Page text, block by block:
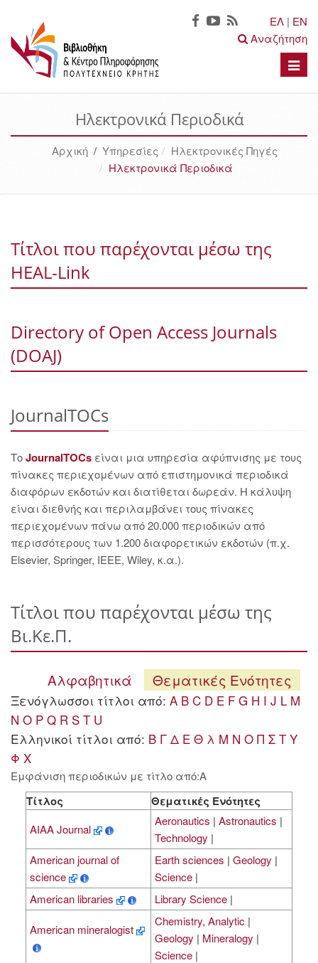
ΕΛ | EN
Αναζήτηση
Toggle
Ηλεκτρονικά Περιοδικά
Αρχική/ Υπηρεσίες
Ηλεκτρονικές Πηγές
Ηλεκτρονικά Περιοδικά
Τίτλοι που παρέχονται μέσω της
HEAL-Link
Directory of Open Access Journals
(DOAJ)
JournalTOCs
ΤοJournalTOCs είναι μια υπηρεσία αφύπνισης με τους
πίνακες περιεχομένων από επιστημονικά περιοδικά
διαφόρων εκδοτών και διατίθεται δωρεάν. Η κάλυψη
είναι διεθνής και περιλαμβάνει τους πίνακες
περιεχομένων πάνω από 20.000 περιοδικών από
περισσότερους των 1.200 διαφορετικών εκδοτών (π.χ.
Elsevier, Springer, IEEE, Wiley, κ.α.).
Τίτλοι που παρέχονται μέσω της
Βι.Κε.Π.
Αλφαβητικά Θεματικές Ενότητες
Ξενόγλωσσοι τίτλοι από: A B C D E F G H I J L M
N O P Q R S T U
Ελληνικοί τίτλοι από: Β Γ Δ Ε Θ λ Μ Ν Ο Π Σ Τ Υ
Φ Χ
Εμφάνιση περιοδικών με τίτλο από:A
Τίτλος Θεματικές Ενότητες
AIAA Journal
Aeronautics | Astronautics |
Technology |
American journal of
science
Earth sciences | Geology |
Science |
American libraries
Library Science |
American mineralogist
Chemistry, Analytic |
Geology | Mineralogy |
Science |